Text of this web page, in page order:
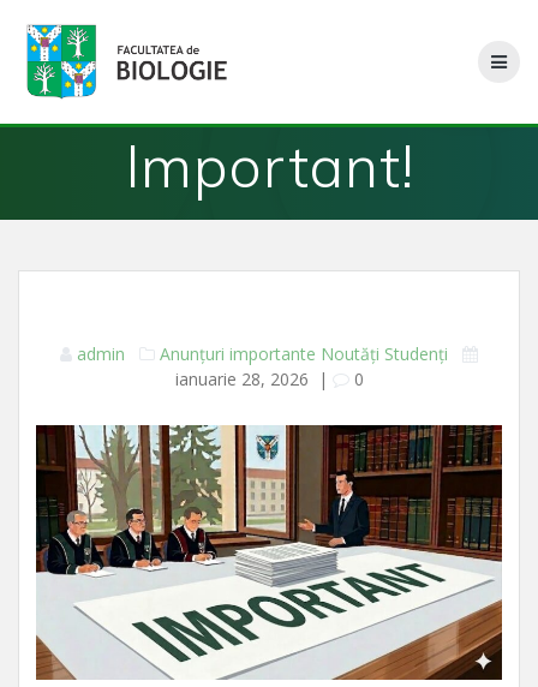
Important!
admin Anunțuri importante Noutăți Studenți
ianuarie 28, 2026 | 0